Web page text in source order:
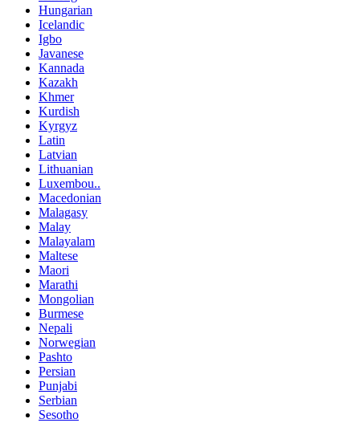
Hungarian
Icelandic
Igbo
Javanese
Kannada
Kazakh
Khmer
Kurdish
Kyrgyz
Latin
Latvian
Lithuanian
Luxembou..
Macedonian
Malagasy
Malay
Malayalam
Maltese
Maori
Marathi
Mongolian
Burmese
Nepali
Norwegian
Pashto
Persian
Punjabi
Serbian
Sesotho